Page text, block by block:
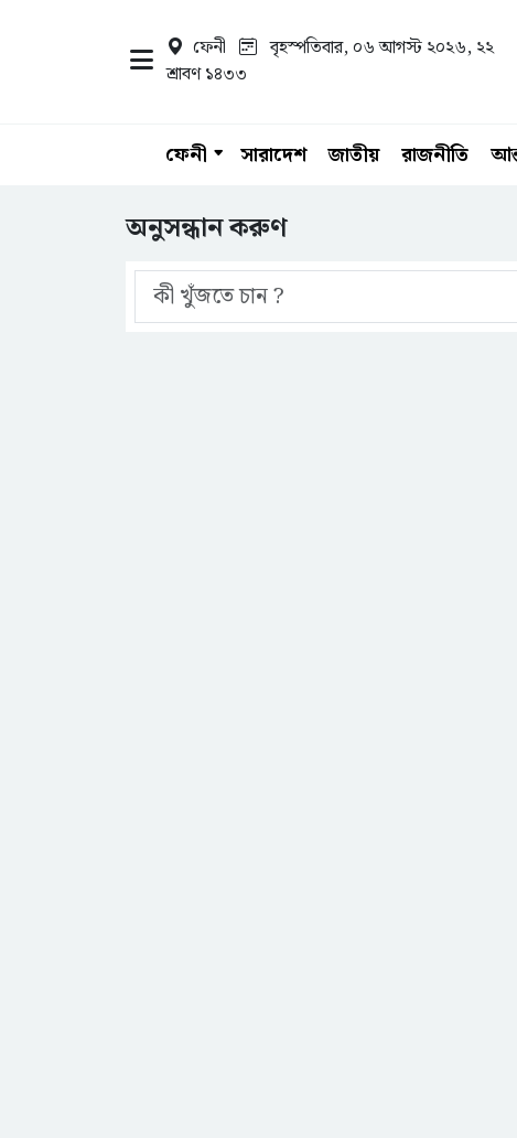
ফেনী বৃহস্পতিবার, ০৬ আগস্ট ২০২৬, ২২
শ্রাবণ ১৪৩৩
ফেনী সারাদেশ জাতীয় রাজনীতি
অনুসন্ধান করুণ